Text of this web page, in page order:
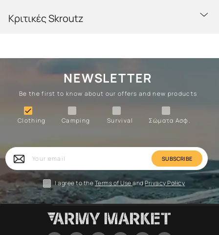
Κριτικές Skroutz
NEWSLETTER
Be the first to know about our offers and new products
Σώματα Ασφ.
Survival
Camping
Clothing

Clothing
Your
email
I agree to theTerms of UseandPrivacy Policy